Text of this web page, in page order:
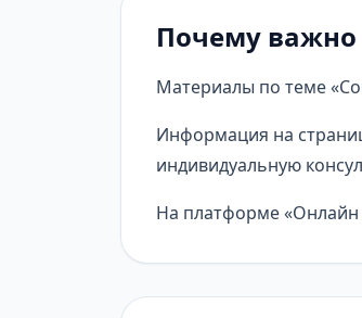
Почему важно
Материалы по теме
Информация на
индивидуальную
На платформе «Онлайн